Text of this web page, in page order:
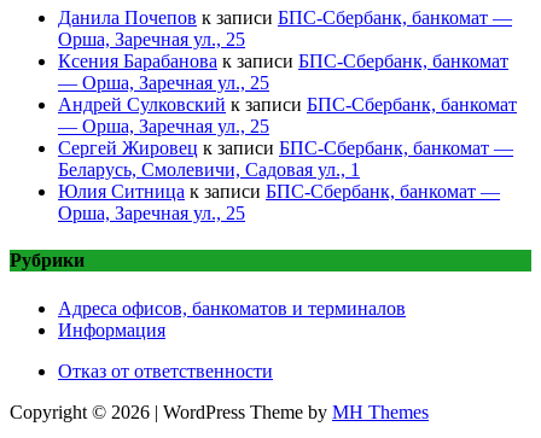
Данила Почепов к записи БПС-Сбербанк, банкомат —
Орша, Заречная ул., 25
Ксения Барабанова к записи БПС-Сбербанк, банкомат
— Орша, Заречная ул., 25
Андрей Сулковский к записи БПС-Сбербанк, банкомат
— Орша, Заречная ул., 25
Сергей Жировец к записи БПС-Сбербанк, банкомат —
Беларусь, Смолевичи, Садовая ул., 1
Юлия Ситница к записи БПС-Сбербанк, банкомат —
Орша, Заречная ул., 25
Рубрики
Адреса офисов, банкоматов и терминалов
Информация
Отказ от ответственности
Copyright © 2026 | WordPress Theme by MH Themes